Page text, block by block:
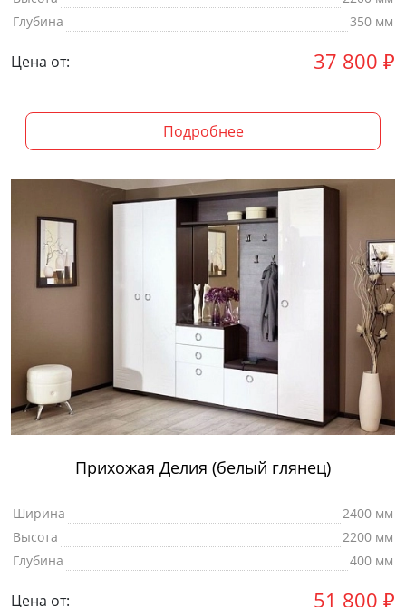
Глубина
350 мм
Цена от: 37 800 ₽
Подробнее
Прихожая Делия (белый глянец)
Ширина
2400 мм
Высота
2200 мм
Глубина
400 мм
Цена от: 51 800 ₽